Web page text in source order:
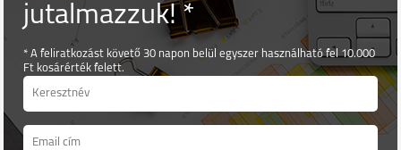
jutalmazzuk! *
* A feliratkozást követő 30 napon belül egyszer használható fel 10.000
Ft kosárérték felett.